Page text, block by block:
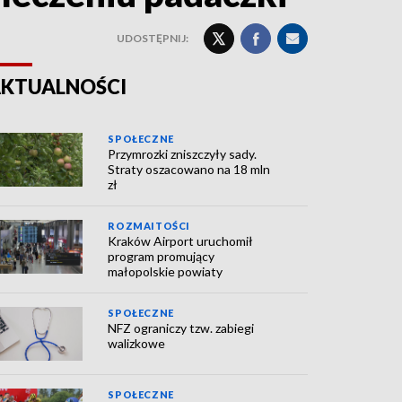
UDOSTĘPNIJ:
SPOŁECZNE
Przymrozki zniszczyły sady.
Straty oszacowano na 18 mln
zł
ROZMAITOŚCI
Kraków Airport uruchomił
program promujący
małopolskie powiaty
SPOŁECZNE
NFZ ograniczy tzw. zabiegi
walizkowe
SPOŁECZNE